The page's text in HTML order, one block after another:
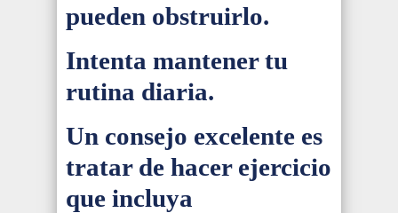
pueden obstruirlo.
Intenta mantener tu
rutina diaria.
Un consejo excelente es
tratar de hacer ejercicio
que incluya